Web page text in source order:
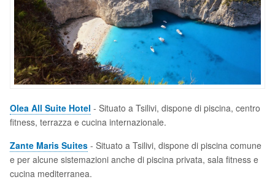
Olea All Suite Hotel - Situato a Tsilivi, dispone di piscina, centro
fitness, terrazza e cucina internazionale.
Zante Maris Suites - Situato a Tsilivi, dispone di piscina comune
e per alcune sistemazioni anche di piscina privata, sala fitness e
cucina mediterranea.